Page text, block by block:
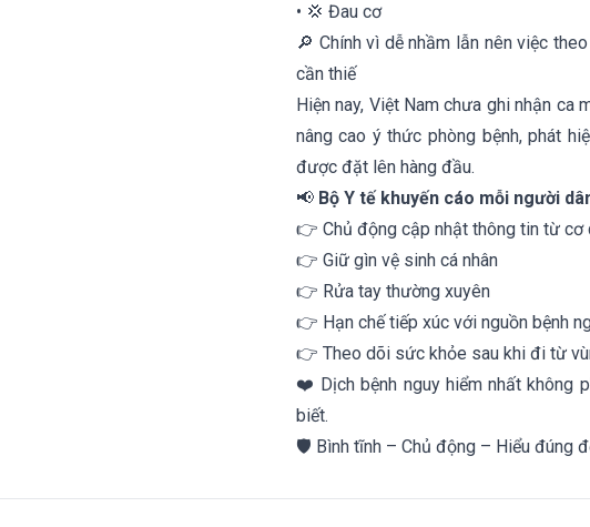
• 💢 Đau cơ
🔎 Chính vì dễ nhầm lẫn nên việc
cần thiế
Hiện nay, Việt Nam chưa ghi nhận ca
nâng cao ý thức phòng bệnh, phát
được đặt lên hàng đầu.
📢 Bộ Y tế khuyến cáo mỗi người
👉 Chủ động cập nhật thông tin từ cơ
👉 Giữ gìn vệ sinh cá nhân
👉 Rửa tay thường xuyên
👉 Hạn chế tiếp xúc với nguồn bệnh
👉 Theo dõi sức khỏe sau khi đi từ
❤️ Dịch bệnh nguy hiểm nhất không
biết.
🛡️ Bình tĩnh – Chủ động – Hiểu đúng